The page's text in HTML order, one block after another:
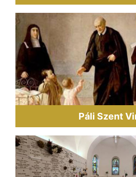
Páli Szent